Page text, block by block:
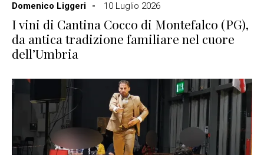
Domenico Liggeri
10 Luglio 2026
I vini di Cantina Cocco di Montefalco (PG),
da antica tradizione familiare nel cuore
dell’Umbria